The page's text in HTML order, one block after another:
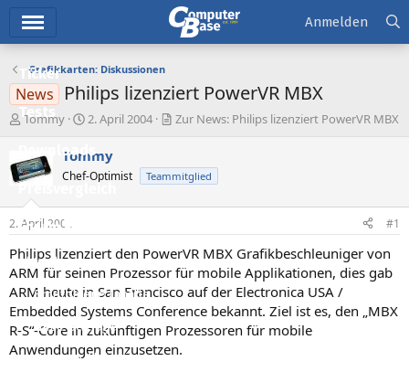
Ticker
Tests
Downloads
Preisvergleich
Forum
Aktuelles
Empfohlene Inhalte
Neue Beiträge
Neueste Aktivitäten
Anmelden
Grafikkarten: Diskussionen
News Philips lizenziert PowerVR MBX
E
t
e
l
e
r
Tommy
E
s
e
t
a
2. April 2004 Zur News: Philips lizenziert PowerVR MBX
Tommy
Chef-Optimist Teammitglied
2. April 2004 #1
Philips lizenziert den PowerVR MBX Grafikbeschleuniger von
ARM für seinen Prozessor für mobile Applikationen, dies gab
ARM heute in San Francisco auf der Electronica USA /
Embedded Systems Conference bekannt. Ziel ist es, den „MBX
R-S“-Core in zukünftigen Prozessoren für mobile
Anwendungen einzusetzen.